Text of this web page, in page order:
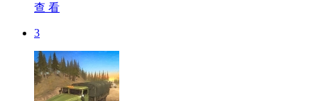
查 看
3